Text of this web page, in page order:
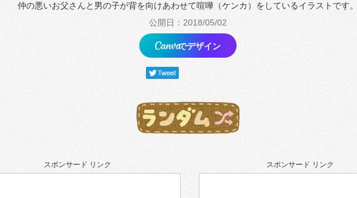
仲の悪いお父さんと男の子が背を向けあわせて喧嘩（ケンカ）をしているイラストです。
公開日：2018/05/02
でデザイン
スポンサード リンク スポンサード リンク